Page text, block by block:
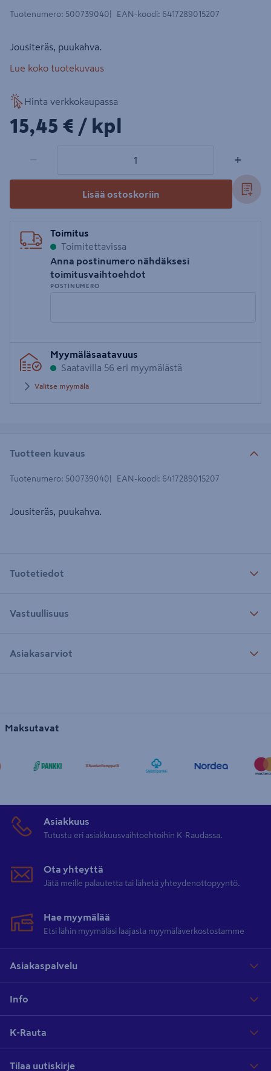
Tuotenumero: 500739040 EAN-koodi: 6417289015207
Jousiteräs, puukahva.
Lue koko tuotekuvaus
Hinta verkkokaupassa
15,45€/kpl
15,45 € / kpl
− +
Lisää ostoskoriin
Toimitus
Toimitettavissa
Anna postinumero nähdäksesi
toimitusvaihtoehdot
POSTINUMERO
postinumero
Myymäläsaatavuus
Saatavilla 56 eri myymälästä
Valitse myymälä
Tuotteen kuvaus
Tuotenumero: 500739040 EAN-koodi: 6417289015207
Jousiteräs, puukahva.
Tuotetiedot
Vastuullisuus
Asiakasarviot
Maksutavat
Asiakkuus
Tutustu eri asiakkuusvaihtoehtoihin K-Raudassa.
Ota yhteyttä
Jätä meille palautetta tai lähetä yhteydenottopyyntö.
Hae myymälää
Etsi lähin myymäläsi laajasta myymäläverkostostamme
Asiakaspalvelu
Info
K-Rauta
Tilaa uutiskirje